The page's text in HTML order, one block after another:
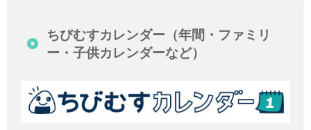
ちびむすカレンダー（年間・ファミリ
ー・子供カレンダーなど）